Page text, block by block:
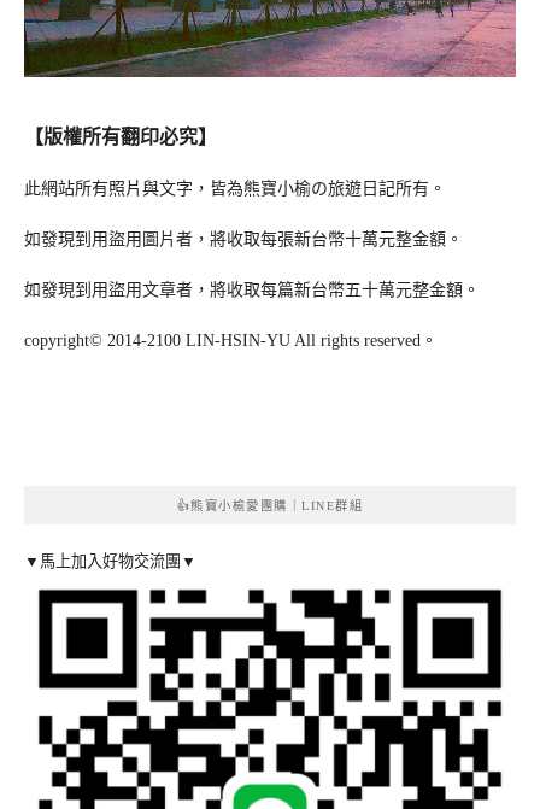
【版權所有翻印必究】
此網站所有照片與文字，皆為熊寶小榆の旅遊日記所有。
如發現到用盜用圖片者，將收取每張新台幣十萬元整金額。
如發現到用盜用文章者，將收取每篇新台幣五十萬元整金額。
copyright© 2014-2100 LIN-HSIN-YU All rights reserved。
👍熊寶小榆愛團購｜LINE群組
▼馬上加入好物交流團▼